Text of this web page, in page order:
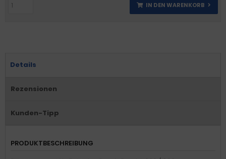
IN DEN WARENKORB
Details
Rezensionen
Kunden-Tipp
PRODUKTBESCHREIBUNG